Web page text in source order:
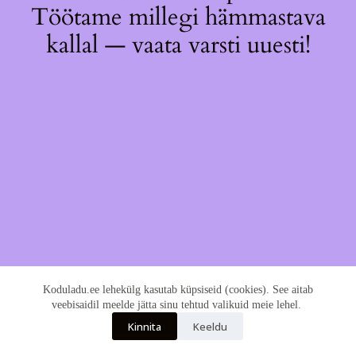
Koduladu.ee lehekülg kasutab küpsiseid (cookies). See aitab
veebisaidil meelde jätta sinu tehtud valikuid meie lehel.
Kinnita Keeldu
Töötame millegi hämmastava
kallal — vaata varsti uuesti!